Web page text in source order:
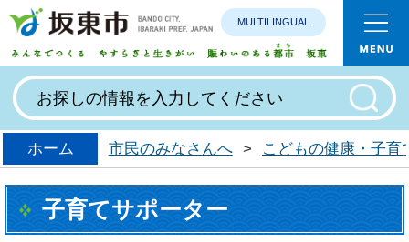
みんなで
MULTILINGUAL
ホーム 市民のみなさんへ > こどもの健康・子育
子育てサポーター